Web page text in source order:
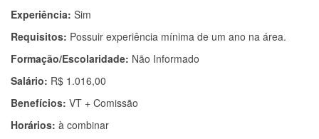
Experiência: Sim
Requisitos: Possuir experiência mínima de um ano na área.
Formação/Escolaridade: Não Informado
Salário: R$ 1.016,00
Benefícios: VT + Comissão
Horários: à combinar